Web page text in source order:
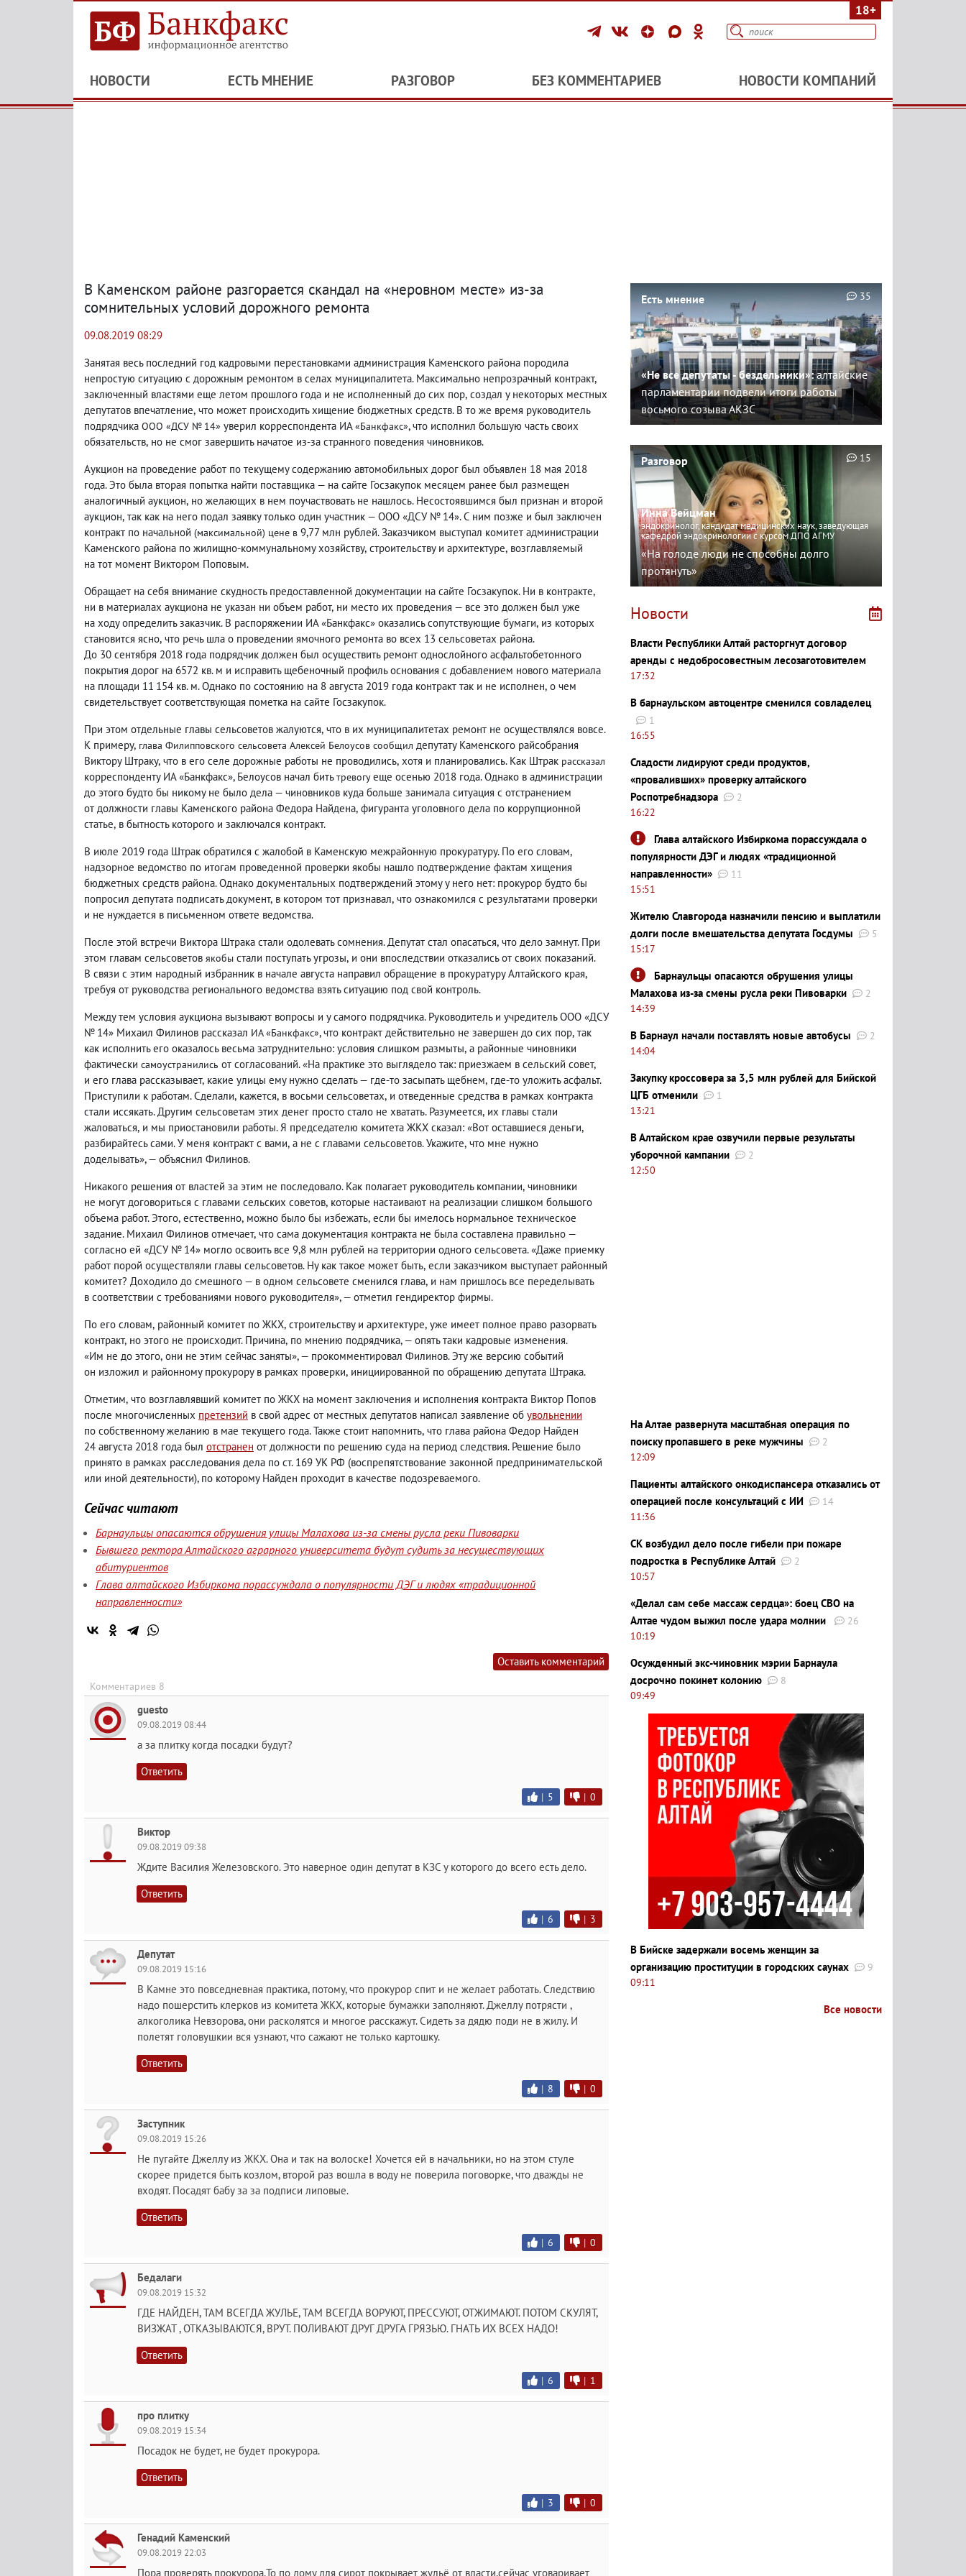
18+
НОВОСТИ ЕСТЬ МНЕНИЕ РАЗГОВОР БЕЗ КОММЕНТАРИЕВ НОВОСТИ КОМПАНИЙ
В Каменском районе разгорается скандал на «неровном месте» из-за
сомнительных условий дорожного ремонта
09.08.2019 08:29
Занятая весь последний год кадровыми перестановками администрация Каменского района породила
непростую ситуацию с дорожным ремонтом в селах муниципалитета. Максимально непрозрачный контракт,
заключенный властями еще летом прошлого года и не исполненный до сих пор, создал у некоторых местных
депутатов впечатление, что может происходить хищение бюджетных средств. В то же время руководитель
подрядчика ООО «ДСУ № 14» уверил корреспондента ИА«Банкфакс», что исполнил большую часть своих
обязательств, но не смог завершить начатое из-за странного поведения чиновников.
Аукцион на проведение работ по текущему содержанию автомобильных дорог был объявлен 18 мая 2018
года. Это была вторая попытка найти поставщика — на сайте Госзакупок месяцем ранее был размещен
аналогичный аукцион, но желающих в нем поучаствовать не нашлось. Несостоявшимся был признан и второй
аукцион, так как на него подал заявку только один участник — ООО «ДСУ № 14». С ним позже и был заключен
контракт по начальной (максимальной) цене в 9,77 млн рублей. Заказчиком выступал комитет администрации
Каменского района по жилищно-коммунальному хозяйству, строительству и архитектуре, возглавляемый
на тот момент Виктором Поповым.
Обращает на себя внимание скудность предоставленной документации на сайте Госзакупок. Ни в контракте,
ни в материалах аукциона не указан ни объем работ, ни место их проведения — все это должен был уже
на ходу определить заказчик. В распоряжении ИА «Банкфакс» оказались сопутствующие бумаги, из которых
становится ясно, что речь шла о проведении ямочного ремонта во всех 13 сельсоветах района.
До 30 сентября 2018 года подрядчик должен был осуществить ремонт однослойного асфальтобетонного
покрытия дорог на 6572 кв. м и исправить щебеночный профиль основания с добавлением нового материала
на площади 11 154 кв. м. Однако по состоянию на 8 августа 2019 года контракт так и не исполнен, о чем
свидетельствует соответствующая пометка на сайте Госзакупок.
При этом отдельные главы сельсоветов жалуются, что в их муниципалитетах ремонт не осуществлялся вовсе.
К примеру, глава Филипповского сельсовета Алексей Белоусов сообщил депутату Каменского райсобрания
Виктору Штраку, что в его селе дорожные работы не проводились, хотя и планировались. Как Штрак рассказал
корреспонденту ИА «Банкфакс», Белоусов начал битьтревогуеще осенью 2018 года. Однако в администрации
до этого будто бы никому не было дела — чиновников куда больше занимала ситуация с отстранением
от должности главы Каменского района Федора Найдена, фигуранта уголовного дела по коррупционной
статье, в бытность которого и заключался контракт.
В июле 2019 года Штрак обратился с жалобой в Каменскую межрайонную прокуратуру. По его словам,
надзорное ведомство по итогам проведенной проверки якобы нашло подтверждение фактам хищения
бюджетных средств района. Однако документальных подтверждений этому у него нет: прокурор будто бы
попросил депутата подписать документ, в котором тот признавал, что ознакомился с результатами проверки
и не нуждается в письменном ответе ведомства.
После этой встречи Виктора Штрака стали одолевать сомнения. Депутат стал опасаться, что дело замнут. При
этом главам сельсоветов якобы стали поступать угрозы, и они впоследствии отказались от своих показаний.
В связи с этим народный избранник в начале августа направил обращение в прокуратуру Алтайского края,
требуя от руководства регионального ведомства взять ситуацию под свой контроль.
Между тем условия аукциона вызывают вопросы и у самого подрядчика. Руководитель и учредитель ООО «ДСУ
№ 14» Михаил Филинов рассказал ИА «Банкфакс», что контракт действительно не завершен до сих пор, так
как исполнить его оказалось весьма затруднительно: условия слишком размыты, а районные чиновники
фактически самоустранились от согласований. «На практике это выглядело так: приезжаем в сельский совет,
и его глава рассказывает, какие улицы ему нужно сделать — где-то засыпать щебнем, где-то уложить асфальт.
Приступили к работам. Сделали, кажется, в восьми сельсоветах, и отведенные средства в рамках контракта
стали иссякать. Другим сельсоветам этих денег просто стало не хватать. Разумеется, их главы стали
жаловаться, и мы приостановили работы. Я председателю комитета ЖКХ сказал: «Вот оставшиеся деньги,
разбирайтесь сами. У меня контракт с вами, а не с главами сельсоветов. Укажите, что мне нужно
доделывать», — объяснил Филинов.
Никакого решения от властей за этим не последовало. Как полагает руководитель компании, чиновники
не могут договориться с главами сельских советов, которые настаивают на реализации слишком большого
объема работ. Этого, естественно, можно было бы избежать, если бы имелось нормальное техническое
задание. Михаил Филинов отмечает, что сама документация контракта не была составлена правильно —
согласно ей «ДСУ № 14» могло освоить все 9,8 млн рублей на территории одного сельсовета. «Даже приемку
работ порой осуществляли главы сельсоветов. Ну как такое может быть, если заказчиком выступает районный
комитет? Доходило до смешного — в одном сельсовете сменился глава, и нам пришлось все переделывать
в соответствии с требованиями нового руководителя», — отметил гендиректор фирмы.
По его словам, районный комитет по ЖКХ, строительству и архитектуре, уже имеет полное право разорвать
контракт, но этого не происходит. Причина, по мнению подрядчика, — опять таки кадровые изменения.
«Им не до этого, они не этим сейчас заняты», — прокомментировал Филинов. Эту же версию событий
он изложил и районному прокурору в рамках проверки, инициированной по обращению депутата Штрака.
Отметим, что возглавлявший комитет по ЖКХ на момент заключения и исполнения контракта Виктор Попов
после многочисленных претензий в свой адрес от местных депутатов написал заявление об увольнении
по собственному желанию в мае текущего года. Также стоит напомнить, что глава района Федор Найден
24 августа 2018 года был отстранен от должности по решению суда на период следствия. Решение было
принято в рамках расследования дела по ст. 169 УК РФ (воспрепятствование законной предпринимательской
или иной деятельности), по которому Найден проходит в качестве подозреваемого.
Сейчас читают
Барнаульцы опасаются обрушения улицы Малахова из-за смены русла реки Пивоварки
Бывшего ректора Алтайского аграрного университета будут судить за несуществующих
абитуриентов
Глава алтайского Избиркома порассуждала о популярности ДЭГ и людях «традиционной
направленности»
Оставить комментарий
Комментариев 8
guesto
09.08.2019 08:44
а за плитку когда посадки будут?
Ответить
| 5 | 0
Виктор
09.08.2019 09:38
Ждите Василия Железовского. Это наверное один депутат в КЗС у которого до всего есть дело.
Ответить
| 6 | 3
Депутат
09.08.2019 15:16
В Камне это повседневная практика, потому, что прокурор спит и не желает работать. Следствию
надо пошерстить клерков из комитета ЖКХ, которые бумажки заполняют. Джеллу потрясти ,
алкоголика Невзорова, они расколятся и многое расскажут. Сидеть за дядю поди не в жилу. И
полетят головушкии вся узнают, что сажают не только картошку.
Ответить
| 8 | 0
Заступник
09.08.2019 15:26
Не пугайте Джеллу из ЖКХ. Она и так на волоске! Хочется ей в начальники, но на этом стуле
скорее придется быть козлом, второй раз вошла в воду не поверила поговорке, что дважды не
входят. Посадят бабу за за подписи липовые.
Ответить
| 6 | 0
Бедалаги
09.08.2019 15:32
ГДЕ НАЙДЕН, ТАМ ВСЕГДА ЖУЛЬЕ, ТАМ ВСЕГДА ВОРУЮТ, ПРЕССУЮТ, ОТЖИМАЮТ. ПОТОМ СКУЛЯТ,
ВИЗЖАТ , ОТКАЗЫВАЮТСЯ, ВРУТ. ПОЛИВАЮТ ДРУГ ДРУГА ГРЯЗЬЮ. ГНАТЬ ИХ ВСЕХ НАДО!
Ответить
| 6 | 1
про плитку
09.08.2019 15:34
Посадок не будет, не будет прокурора.
Ответить
| 3 | 0
Генадий Каменский
09.08.2019 22:03
Пора проверять прокурора.То по дому для сирот покрывает жульё от власти,сейчас уговаривает
Есть мнение
«Не все депутаты - бездельники»:алтайские
парламентарии подвели итоги работы
восьмого созыва АКЗС
35
Разговор
Инна Вейцман
эндокринолог, кандидат медицинских наук, заведующая
кафедрой эндокринологии с курсом ДПО АГМУ
«На голоде люди не способны долго
протянуть»
15
Новости
Власти Республики Алтай расторгнут договор
аренды с недобросовестным лесозаготовителем
17:32
В барнаульском автоцентре сменился совладелец
1
16:55
Сладости лидируют среди продуктов,
«проваливших» проверку алтайского
Роспотребнадзора
2
16:22
Глава алтайского Избиркома порассуждала о
популярности ДЭГ и людях «традиционной
направленности»
11
15:51
Жителю Славгорода назначили пенсию и выплатили
долги после вмешательства депутата Госдумы
5
15:17
Барнаульцы опасаются обрушения улицы
Малахова из-за смены русла реки Пивоварки
2
14:39
В Барнаул начали поставлять новые автобусы
2
14:04
Закупку кроссовера за 3,5 млн рублей для Бийской
ЦГБ отменили
1
13:21
В Алтайском крае озвучили первые результаты
уборочной кампании
2
12:50
На Алтае развернута масштабная операция по
поиску пропавшего в реке мужчины
2
12:09
Пациенты алтайского онкодиспансера отказались от
операцией после консультаций с ИИ
14
11:36
СК возбудил дело после гибели при пожаре
подростка в Республике Алтай
2
10:57
«Делал сам себе массаж сердца»: боец СВО на
Алтае чудом выжил после удара молнии
26
10:19
Осужденный экс-чиновник мэрии Барнаула
досрочно покинет колонию
8
09:49
В Бийске задержали восемь женщин за
организацию проституции в городских саунах
9
09:11
Все новости